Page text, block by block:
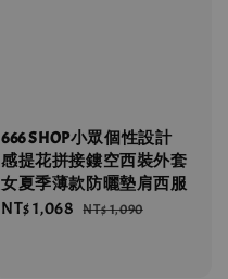
666 SHOP小眾個性設計
感提花拼接鏤空西裝外套
女夏季薄款防曬墊肩西服
Sale
NT$ 1,068 Regular
NT$ 1,090